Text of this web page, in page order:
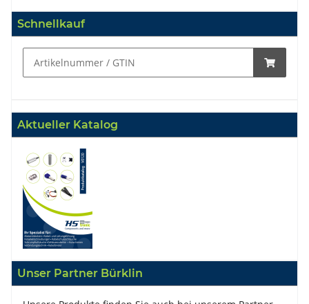
Schnellkauf
Aktueller Katalog
Unser Partner Bürklin